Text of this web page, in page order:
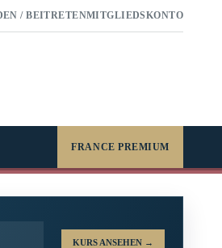
/ BEITRETENMITGLIEDSKONTO
FRANCE PREMIUM
KURS ANSEHEN →